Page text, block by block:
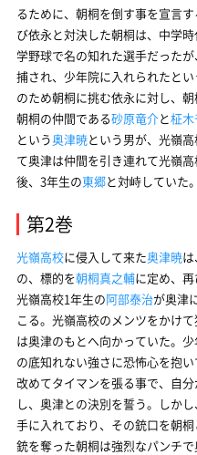
るために、朝桐を倒す事を宣言
び依永と対決した朝桐は、中学
学野球で名の知れた選手だった
捕され、少年院に入れられたと
のため朝桐に挑む依永に対し、
朝桐の仲間である砂原竜介と柾
という奥津暁という男が、光嶺
て奥津は仲間を引き連れて光嶺
後、3年生の東郷と対峙していた。
第2巻
光嶺高校に侵入して来た奥津暁は、
の、標的を朝桐真之輔に定め、再
光嶺高校1年生の阿部泰治が奥津
こる。光嶺高校のメンツをかけ
は奥津のもとへ向かっていた。
の底知れない強さに恐怖心を抱
改めてタイマンを張る事で、自
し、奥津との決別を誓う。しか
手に入れており、その銃口を朝
銃を奪った朝桐は強烈なパンチ